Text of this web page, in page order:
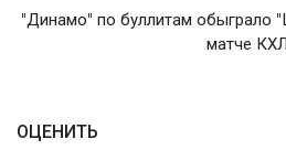
"Динамо" по буллитам обыграло
матче КХЛ
ОЦЕНИТЬ